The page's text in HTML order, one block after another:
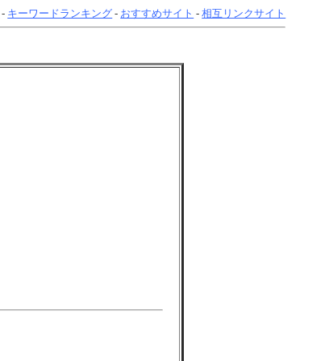
- キーワードランキング - おすすめサイト -相互リンクサイト